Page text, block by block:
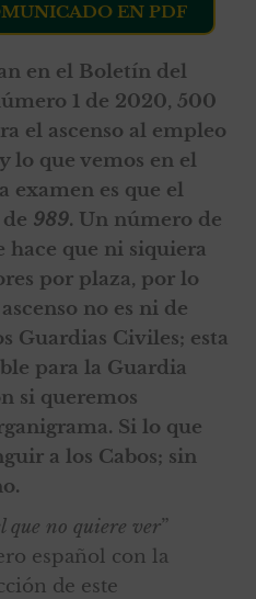
EN PDF
en el Boletín del
1 de 2020, 500
el ascenso al empleo
lo que vemos en el
examen es que el
989. Un número de
hace que ni siquiera
por plaza, por lo
no es ni de
Guardias Civiles; esta
para la Guardia
si queremos
Si lo que
a los Cabos; sin
que no quiere ver”
español con la
de este